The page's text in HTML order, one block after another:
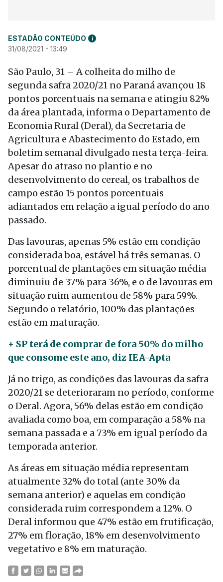
ESTADÃO CONTEÚDO i
31/08/2021 - 13:49
São Paulo, 31 – A colheita do milho de
segunda safra 2020/21 no Paraná avançou 18
pontos porcentuais na semana e atingiu 82%
da área plantada, informa o Departamento de
Economia Rural (Deral), da Secretaria de
Agricultura e Abastecimento do Estado, em
boletim semanal divulgado nesta terça-feira.
Apesar do atraso no plantio e no
desenvolvimento do cereal, os trabalhos de
campo estão 15 pontos porcentuais
adiantados em relação a igual período do ano
passado.
Das lavouras, apenas 5% estão em condição
considerada boa, estável há três semanas. O
porcentual de plantações em situação média
diminuiu de 37% para 36%, e o de lavouras em
situação ruim aumentou de 58% para 59%.
Segundo o relatório, 100% das plantações
estão em maturação.
+ SP terá de comprar de fora 50% do milho
que consome este ano, diz IEA-Apta
Já no trigo, as condições das lavouras da safra
2020/21 se deterioraram no período, conforme
o Deral. Agora, 56% delas estão em condição
avaliada como boa, em comparação a 58% na
semana passada e a 73% em igual período da
temporada anterior.
As áreas em situação média representam
atualmente 32% do total (ante 30% da
semana anterior) e aquelas em condição
considerada ruim correspondem a 12%. O
Deral informou que 47% estão em frutificação,
27% em floração, 18% em desenvolvimento
vegetativo e 8% em maturação.